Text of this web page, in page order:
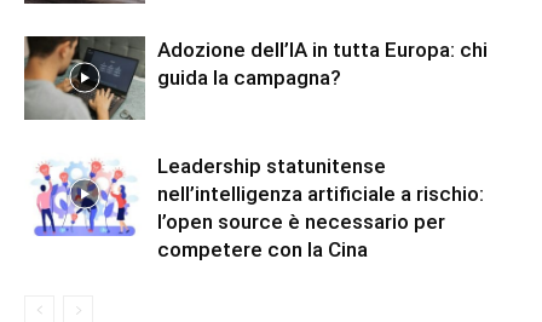
Adozione dell’IA in tutta Europa: chi
guida la campagna?
Leadership statunitense
nell’intelligenza artificiale a rischio:
l’open source è necessario per
competere con la Cina